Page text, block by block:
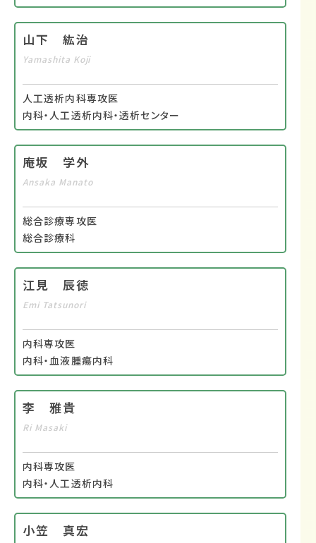
山下 紘治
Yamashita Koji
人工透析内科専攻医
内科・人工透析内科・透析センター
庵坂 学外
Ansaka Manato
総合診療専攻医
総合診療科
江見 辰徳
Emi Tatsunori
内科専攻医
内科・血液腫瘍内科
李 雅貴
Ri Masaki
内科専攻医
内科・人工透析内科
小笠 真宏